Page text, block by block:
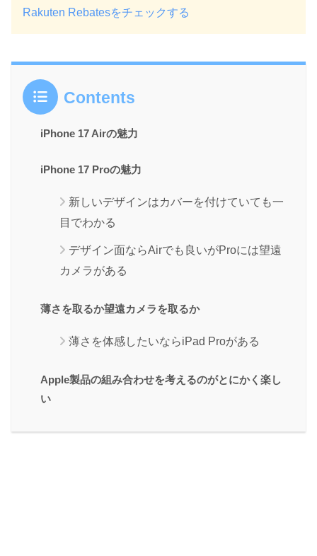
Rakuten Rebatesをチェックする
Contents
iPhone 17 Airの魅力
iPhone 17 Proの魅力
新しいデザインはカバーを付けていても一
目でわかる
デザイン面ならAirでも良いがProには望遠
カメラがある
薄さを取るか望遠カメラを取るか
薄さを体感したいならiPad Proがある
Apple製品の組み合わせを考えるのがとにかく楽し
い